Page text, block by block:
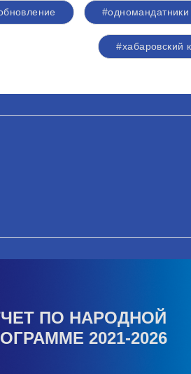
#одномандатники
#хабаровский
ПО НАРОДНОЙ
2021-2026